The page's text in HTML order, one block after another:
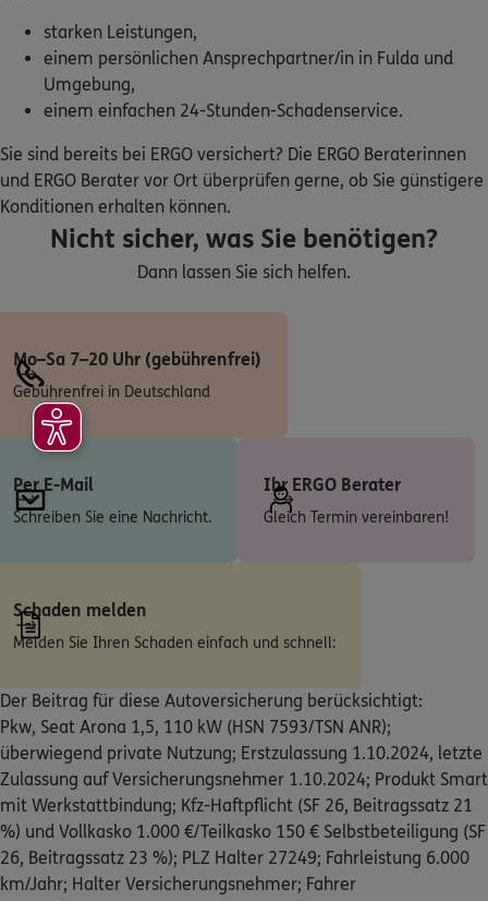
Breslauer Str. 4
Homepage besuchen
Peter Romfeld
In den Steinäckern 12, 97708 Bad Bocklet
Homepage besuchen
ERGO
Juliane Cimander
Homepage besuchen
5/5
Michael Magercord
ERGO
Tobias Scheuplein
Karsten Arnold
Homepage besuchen
/5 ERGO
Marie Theres Kirsch
Burgstraße 13,35325 Mücke(46.1 km)
Homepage besuchen
starken Leistungen,
einem persönlichen Ansprechpartner/in in Fulda und
Umgebung,
einem einfachen 24-Stunden-Schadenservice.
Sie sind bereits bei ERGO versichert? Die ERGO Beraterinnen
und ERGO Berater vor Ort überprüfen gerne, ob Sie günstigere
Konditionen erhalten können.
Nicht sicher, was Sie benötigen?
Dann lassen Sie sich helfen.
Mo–Sa 7–20 Uhr (gebührenfrei)
Gebührenfrei in Deutschland
Per E-Mail
Schreiben Sie eine Nachricht.
Ihr ERGO Berater
Gleich Termin vereinbaren!
Schaden melden
Melden Sie Ihren Schaden einfach und schnell:
Der Beitrag für diese Autoversicherung berücksichtigt:
Pkw, Seat Arona 1,5, 110 kW (HSN 7593/TSN ANR);
überwiegend private Nutzung; Erstzulassung 1.10.2024, letzte
Zulassung auf Versicherungsnehmer 1.10.2024; Produkt Smart
mit Werkstattbindung; Kfz-Haftpflicht (SF 26, Beitragssatz 21
%) und Vollkasko 1.000 €/Teilkasko 150 € Selbstbeteiligung (SF
26, Beitragssatz 23 %); PLZ Halter 27249; Fahrleistung 6.000
km/Jahr; Halter Versicherungsnehmer; Fahrer